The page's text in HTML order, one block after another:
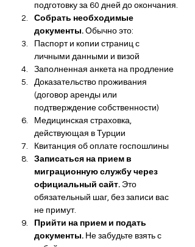
подготовку за 60 дней до окончания.
Собрать необходимые
документы. Обычно это:
Паспорт и копии страниц с
личными данными и визой
Заполненная анкета на продление
Доказательство проживания
(договор аренды или
подтверждение собственности)
Медицинская страховка,
действующая в Турции
Квитанция об оплате госпошлины
Записаться на прием в
миграционную службу через
официальный сайт. Это
обязательный шаг, без записи вас
не примут.
Прийти на прием и подать
документы. Не забудьте взять с